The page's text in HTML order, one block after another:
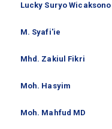
Lucky Suryo Wicaksono
M. Syafi'ie
Mhd. Zakiul Fikri
Moh. Hasyim
Moh. Mahfud MD